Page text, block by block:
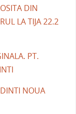
DIN
LA TIJA 22.2
PT.
NOUA